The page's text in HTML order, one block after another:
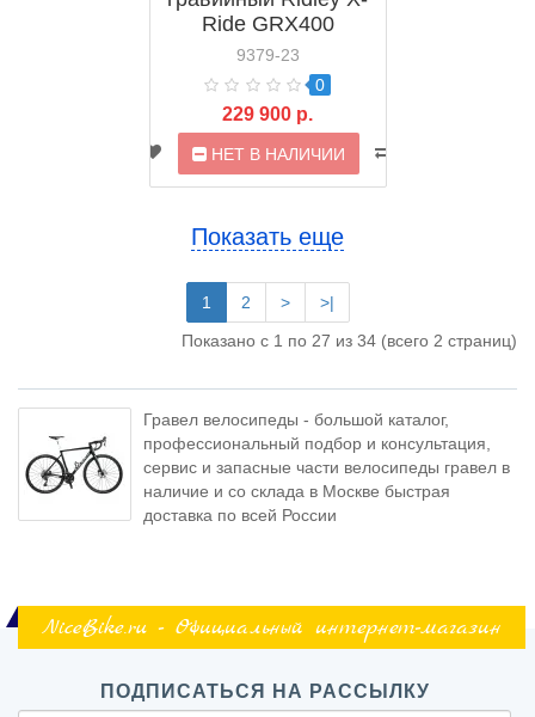
Ride GRX400
9379-23
0
229 900 р.
НЕТ В НАЛИЧИИ
Показать еще
1 2 >
>|
Показано с 1 по 27 из 34 (всего 2 страниц)
Гравел велосипеды - большой каталог,
профессиональный подбор и консультация,
сервис и запасные части велосипеды гравел в
наличие и со склада в Москве быстрая
доставка по всей России
NiceBike.ru - Официальный интернет-магазин
ПОДПИСАТЬСЯ НА РАССЫЛКУ